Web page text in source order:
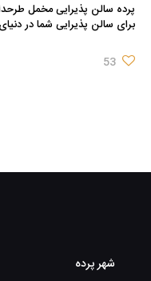
پرده سالن پذیرایی مخمل
برای سالن پذیرایی شما در
53
شهر پرده